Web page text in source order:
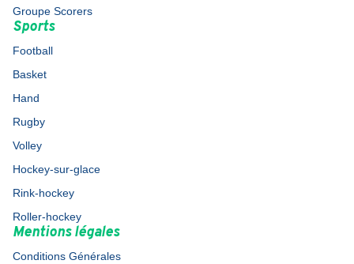
Groupe Scorers
Sports
Football
Basket
Hand
Rugby
Volley
Hockey-sur-glace
Rink-hockey
Roller-hockey
Mentions légales
Conditions Générales